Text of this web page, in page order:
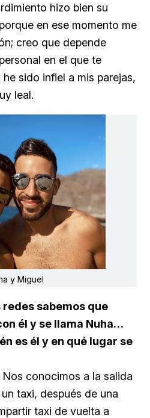
hizo bien su
en ese momento me
creo que depende
en el que te
sido infiel a mis parejas,
leal.
y Miguel
redes sabemos que
él y se llama Nuha…
es él y en qué lugar se
conocimos a la salida
taxi, después de una
taxi de vuelta a